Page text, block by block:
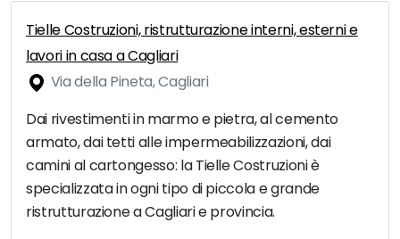
Tielle Costruzioni, ristrutturazione interni, esterni e
lavori in casa a Cagliari
Via della Pineta, Cagliari
Dai rivestimenti in marmo e pietra, al cemento
armato, dai tetti alle impermeabilizzazioni, dai
camini al cartongesso: la Tielle Costruzioni è
specializzata in ogni tipo di piccola e grande
ristrutturazione a Cagliari e provincia.